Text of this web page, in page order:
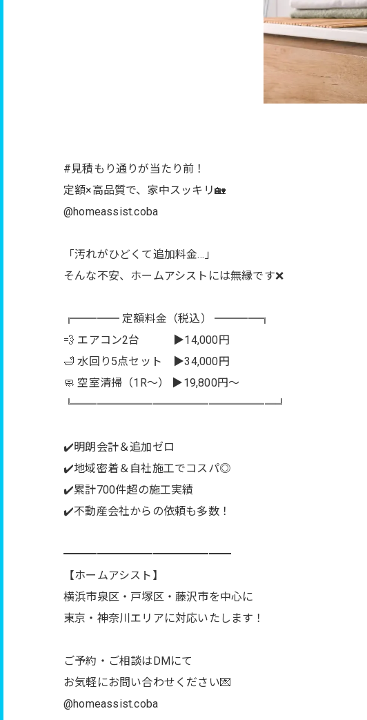
#見積もり通りが当たり前！
定額×高品質で、家中スッキリ🏡
@homeassist.coba
「汚れがひどくて追加料金…」
そんな不安、ホームアシストには無縁です❌
╔════ 定額料金（税込） ════╗
💨 エアコン2台 ▶︎14,000円
🛁 水回り5点セット ▶︎34,000円
🧼 空室清掃（1R〜） ▶︎19,800円〜
╚══════════════════╝
✔️明朗会計＆追加ゼロ
✔️地域密着＆自社施工でコスパ◎
✔️累計700件超の施工実績
✔️不動産会社からの依頼も多数！
━━━━━━━━━━━━━━━
【ホームアシスト】
横浜市泉区・戸塚区・藤沢市を中心に
東京・神奈川エリアに対応いたします！
ご予約・ご相談はDMにて
お気軽にお問い合わせください💌
@homeassist.coba